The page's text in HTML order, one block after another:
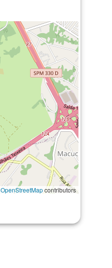
OpenStreetMapcontributors